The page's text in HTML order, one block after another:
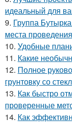
идеальный для
9. Группа
места проведения
10. Удобные
11. Какие
12. Полное
грунтовку со
13. Как быстро
проверенные
14. Как